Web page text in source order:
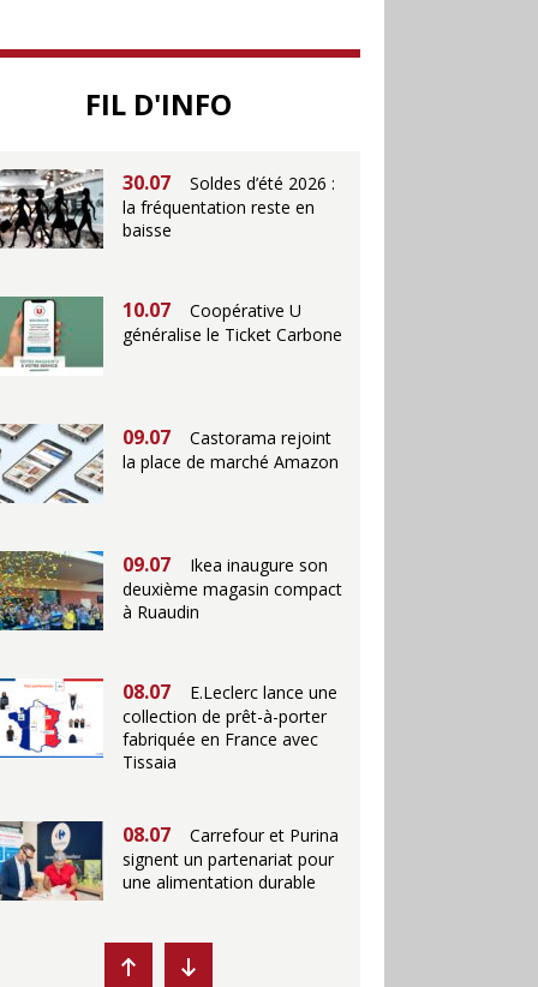
FIL D'INFO
25.06
Action ouvre un
30.07
Soldes d’été 2026 :
la fréquentation reste en
baisse
10.07
Coopérative U
généralise le Ticket Carbone
09.07
Castorama rejoint
la place de marché Amazon
09.07
Ikea inaugure son
deuxième magasin compact
à Ruaudin
08.07
E.Leclerc lance une
collection de prêt-à-porter
fabriquée en France avec
Tissaia
08.07
Carrefour et Purina
signent un partenariat pour
une alimentation durable
07.07
Ikea propose des